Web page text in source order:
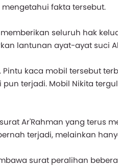
fakta tersebut.
seluruh hak
lantunan ayat-ayat suci
kaca mobil tersebut
terjadi. Mobil Nikita
Ar'Rahman yang terus
terjadi, melainkan
surat peralihan